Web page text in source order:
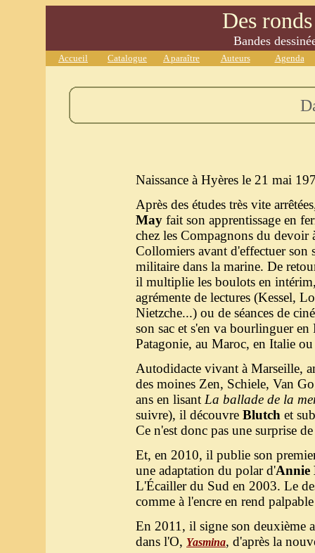
Des
Bandes
Accueil Catalogue A paraître Auteurs Agenda
Naissance à Hyères le 21 mai
Après des études très vite
May fait son apprentissage en
chez les Compagnons du devoir
Collomiers avant d'effectuer son
militaire dans la marine. De
il multiplie les boulots en
agrémente de lectures (Kessel,
Nietzche...) ou de séances de
son sac et s'en va bourlinguer
Patagonie, au Maroc, en Italie
Autodidacte vivant à Marseille,
des moines Zen, Schiele, Van
ans en lisant La ballade de la
suivre), il découvre Blutch et
Ce n'est donc pas une surprise
Et, en 2010, il publie son
une adaptation du polar d'Annie
L'Écailler du Sud en 2003. Le
comme à l'encre en rend
En 2011, il signe son deuxième
dans l'O, Yasmina, d'après la